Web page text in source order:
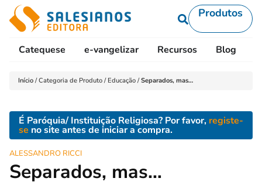
Produtos
Catequese e-vangelizar Recursos Blog
Início /Categoria de Produto / Educação /Separados, mas…
É Paróquia/ Instituição Religiosa? Por favor, registe-
se no site antes de iniciar a compra.
ALESSANDRO RICCI
Separados, mas…